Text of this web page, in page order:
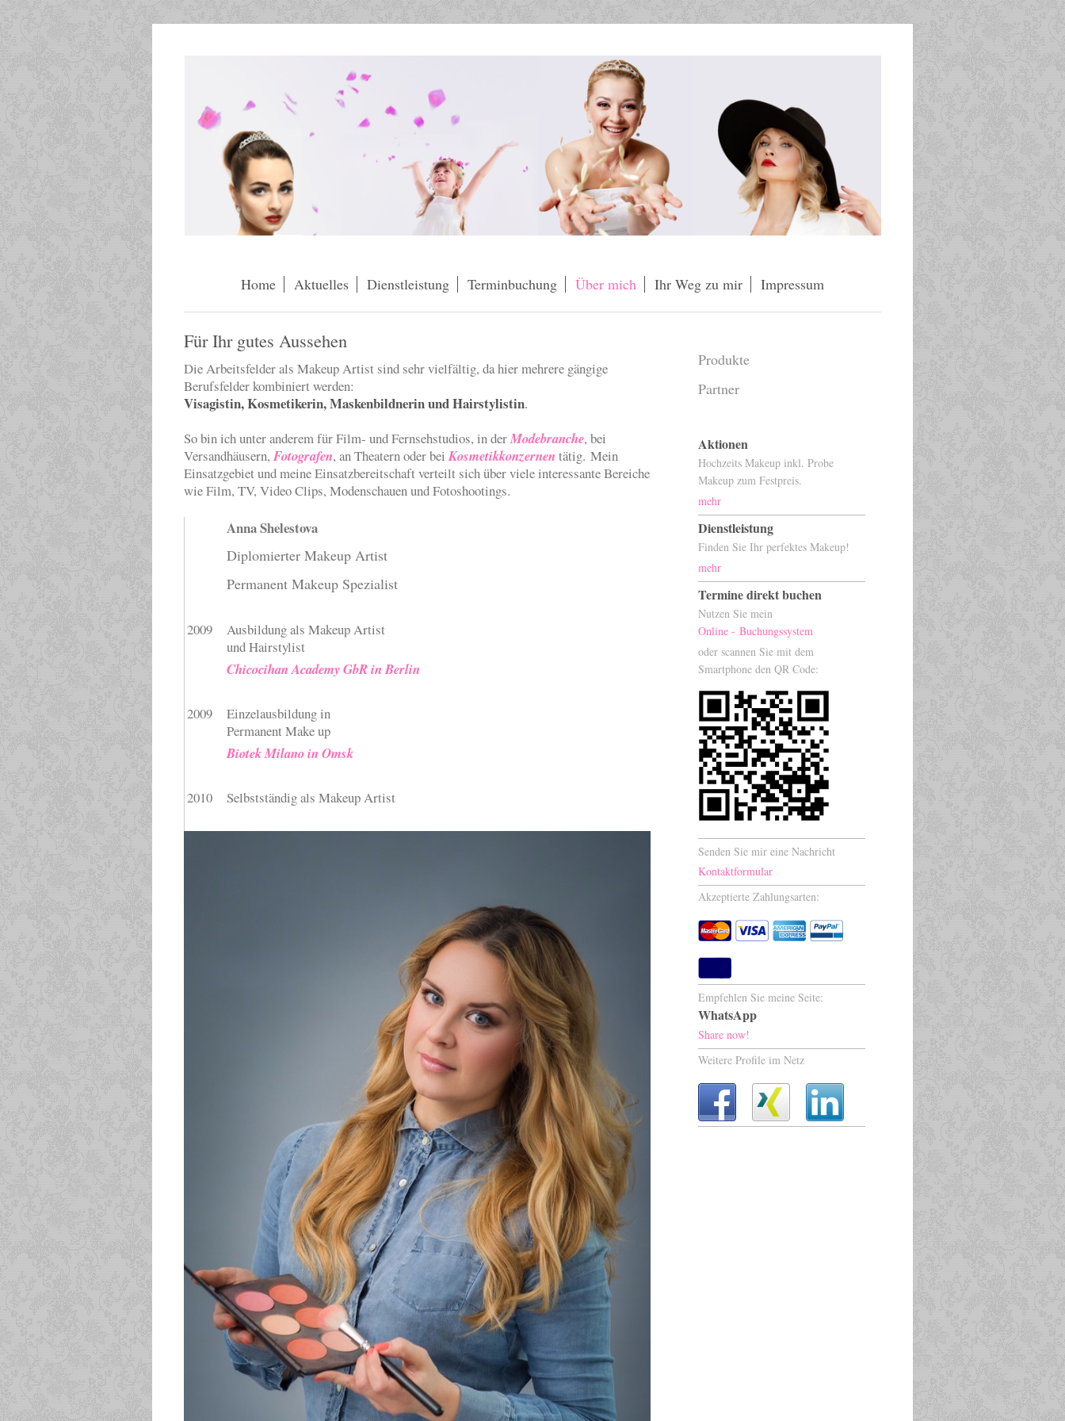
Home Aktuelles Dienstleistung Terminbuchung Über mich Ihr Weg zu mir Impressum
Für Ihr gutes Aussehen
Die Arbeitsfelder als Makeup Artist sind sehr vielfältig, da hier mehrere gängige
Berufsfelder kombiniert werden:
Visagistin, Kosmetikerin, Maskenbildnerin und Hairstylistin.
So bin ich unter anderem für Film- und Fernsehstudios, in derModebranche, bei
Versandhäusern, Fotografen, an Theatern oder beiKosmetikkonzernen tätig. Mein
Einsatzgebiet und meine Einsatzbereitschaft verteilt sich über viele interessante Bereiche
wie Film, TV, Video Clips, Modenschauen und Fotoshootings.
Anna Shelestova
Diplomierter Makeup Artist
Permanent Makeup Spezialist
2009
Ausbildung als Makeup Artist
und Hairstylist
Chicocihan Academy GbR in Berlin
2009
Einzelausbildung in
Permanent Make up
Biotek Milano in Omsk
2010 Selbstständig als Makeup Artist
Produkte
Partner
Aktionen
Hochzeits Makeup inkl. Probe
Makeup zum Festpreis.
mehr
Dienstleistung
Finden Sie Ihr perfektes Makeup!
mehr
Termine direkt buchen
Nutzen Sie mein
Online - Buchungssystem
oder scannen Sie mit dem
Smartphone den QR Code:
Senden Sie mir eine Nachricht
Kontaktformular
Akzeptierte Zahlungsarten:
Empfehlen Sie meine Seite:
WhatsApp
Share now!
Weitere Profile im Netz